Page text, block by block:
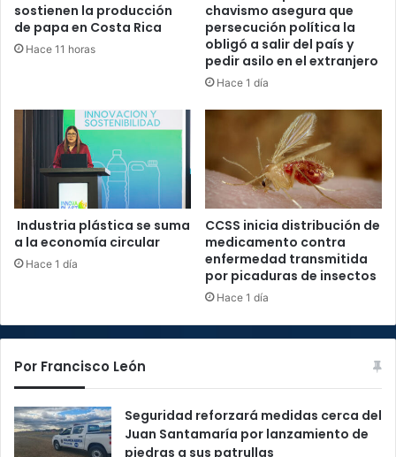
sostienen la producción
de papa en Costa Rica
Hace 11 horas
chavismo asegura que
persecución política la
obligó a salir del país y
pedir asilo en el extranjero
Hace 1 día
Industria plástica se suma
a la economía circular
Hace 1 día
CCSS inicia distribución de
medicamento contra
enfermedad transmitida
por picaduras de insectos
Hace 1 día
Por Francisco León
Seguridad reforzará medidas cerca del
Juan Santamaría por lanzamiento de
piedras a sus patrullas